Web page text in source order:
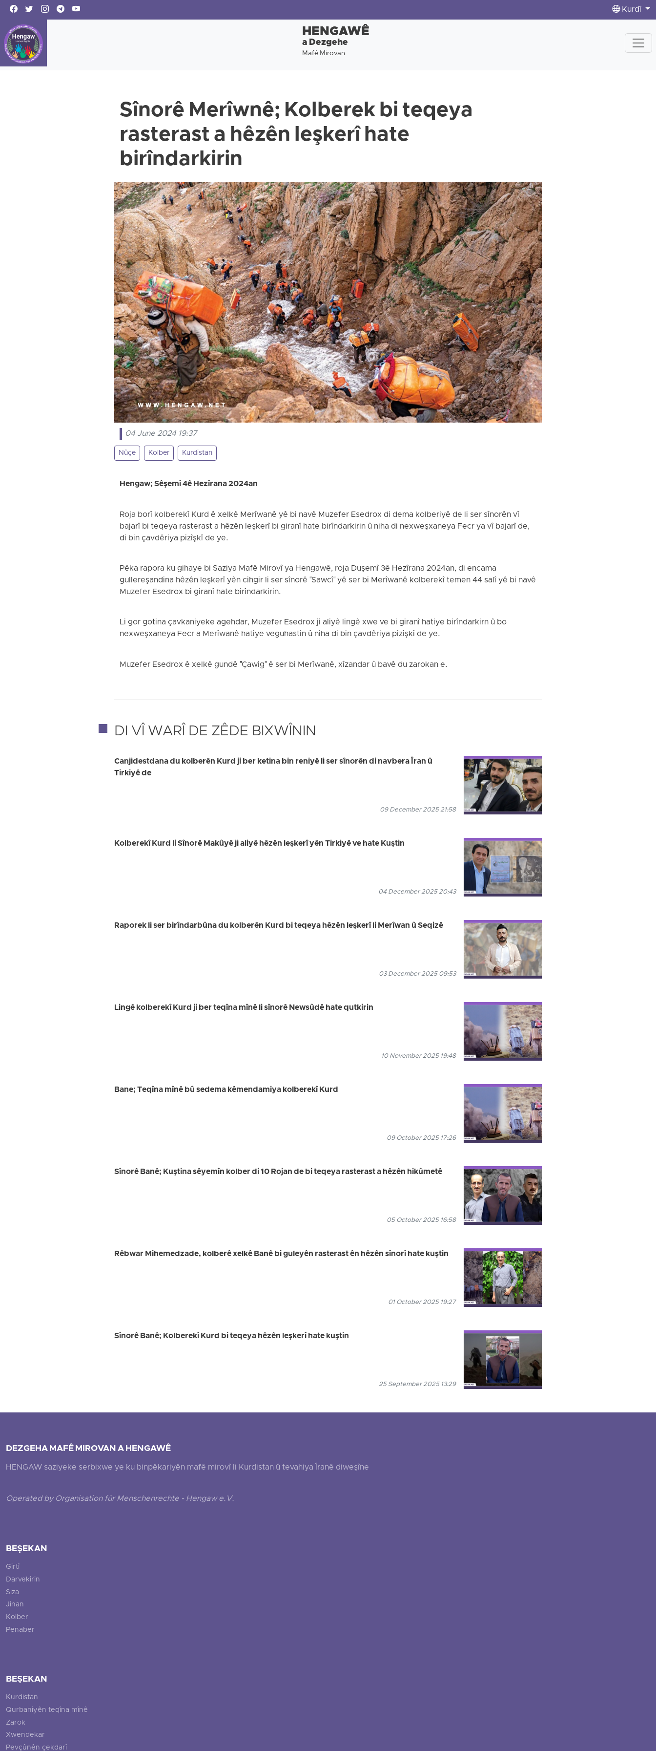
Kurdî
HENGAWÊ
a Dezgehe
Mafê Mirovan
Sînorê Merîwnê; Kolberek bi teqeya
rasterast a hêzên leşkerî hate
birîndarkirin
04 June 2024 19:37
Nûçe Kolber Kurdistan
Hengaw; Sêşemî 4ê Hezîrana 2024an
Roja borî kolberekî Kurd ê xelkê Merîwanê yê bi navê Muzefer Esedrox di dema kolberiyê de li ser sînorên vî
bajarî bi teqeya rasterast a hêzên leşkerî bi giranî hate birîndarkirin û niha di nexweşxaneya Fecr ya vî bajarî de,
di bin çavdêriya pizîşkî de ye.
Pêka rapora ku gihaye bi Saziya Mafê Mirovî ya Hengawê, roja Duşemî 3ê Hezîrana 2024an, di encama
gullereşandina hêzên leşkerî yên cihgir li ser sînorê "Sawcî" yê ser bi Merîwanê kolberekî temen 44 salî yê bi navê
Muzefer Esedrox bi giranî hate birîndarkirin.
Li gor gotina çavkaniyeke agehdar, Muzefer Esedrox ji aliyê lingê xwe ve bi giranî hatiye birîndarkirn û bo
nexweşxaneya Fecr a Merîwanê hatiye veguhastin û niha di bin çavdêriya pizîşkî de ye.
Muzefer Esedrox ê xelkê gundê "Çawig" ê ser bi Merîwanê, xîzandar û bavê du zarokan e.
DI VÎ WARÎ DE ZÊDE BIXWÎNIN
Canjidestdana du kolberên Kurd ji ber ketina bin reniyê li ser sînorên di navbera Îran û
Tirkiyê de
09 December 2025 21:58
Kolberekî Kurd li Sînorê Makûyê ji aliyê hêzên leşkerî yên Tirkiyê ve hate Kuştin
04 December 2025 20:43
Raporek li ser birîndarbûna du kolberên Kurd bi teqeya hêzên leşkerî li Merîwan û Seqizê
03 December 2025 09:53
Lingê kolberekî Kurd ji ber teqîna mînê li sînorê Newsûdê hate qutkirin
10 November 2025 19:48
Bane; Teqîna mînê bû sedema kêmendamiya kolberekî Kurd
09 October 2025 17:26
Sînorê Banê; Kuştina sêyemîn kolber di 10 Rojan de bi teqeya rasterast a hêzên hikûmetê
05 October 2025 16:58
Rêbwar Mihemedzade, kolberê xelkê Banê bi guleyên rasterast ên hêzên sînorî hate kuştin
01 October 2025 19:27
Sînorê Banê; Kolberekî Kurd bi teqeya hêzên leşkerî hate kuştin
25 September 2025 13:29
DEZGEHA MAFÊ MIROVAN A HENGAWÊ
HENGAW saziyeke serbixwe ye ku binpêkariyên mafê mirovî li Kurdistan û tevahiya Îranê diweşîne
Operated by Organisation für Menschenrechte - Hengaw e.V.
BEŞEKAN
Girtî
Darvekirin
Siza
Jinan
Kolber
Penaber
BEŞEKAN
Kurdistan
Qurbaniyên teqîna mînê
Zarok
Xwendekar
Pevçûnên çekdarî